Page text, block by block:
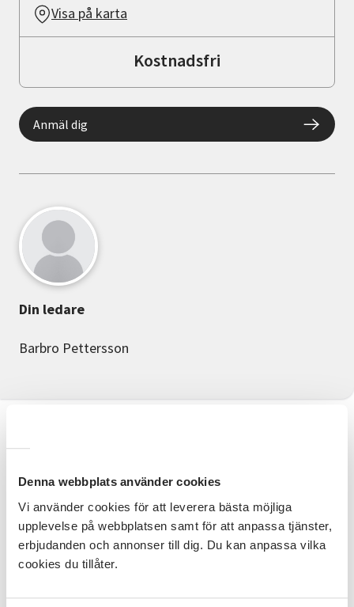
Denna webbplats använder cookies
Vi använder cookies för att leverera bästa möjliga
upplevelse på webbplatsen samt för att anpassa tjänster,
erbjudanden och annonser till dig. Du kan anpassa vilka
cookies du tillåter.
som fick ett stort uppsving på sjuttiotalet. Från
början dansades den till countrymusik men nu
använder man ofta till topplistornas hitlåtar. Den är
koreograferad men inte en pardans. Dansarna står i
rader, därav namnet.
Om kursen
Visa på karta
Kostnadsfri
Anmäl dig
Din ledare
Barbro Pettersson